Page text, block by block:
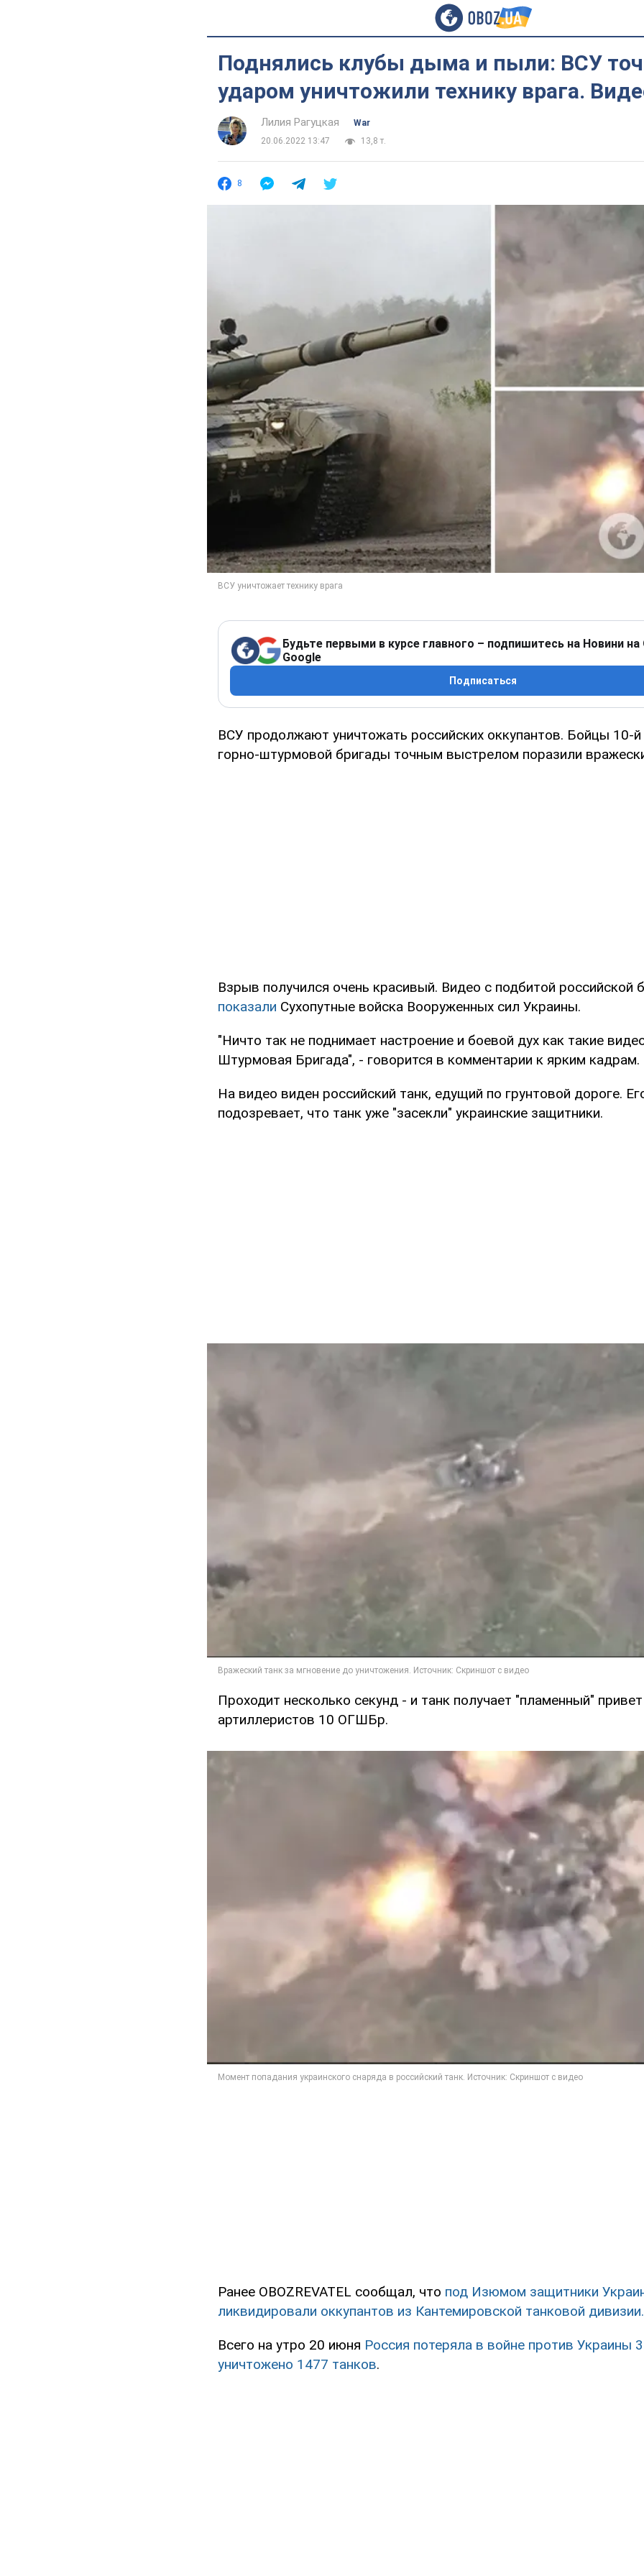
Поднялись клубы дыма и пыли: ВСУ
ударом уничтожили технику врага.
Лилия Рагуцкая
War
20.06.2022 13:47
13,8 т.
8
Будьте первыми в курсе главного – подпишитесь на Новини на
Google
Подписаться
ВСУ продолжают уничтожать российских оккупантов. Бойцы 10-
горно-штурмовой бригады точным выстрелом поразили
Взрыв получился очень красивый. Видео с подбитой российской
показали Сухопутные войска Вооруженных сил Украины.
"Ничто так не поднимает настроение и боевой дух как такие
Штурмовая Бригада", - говорится в комментарии к ярким кадрам.
На видео виден российский танк, едущий по грунтовой дороге.
подозревает, что танк уже "засекли" украинские защитники.
Проходит несколько секунд - и танк получает "пламенный"
артиллеристов 10 ОГШБр.
Ранее OBOZREVATEL сообщал, что под Изюмом защитники
ликвидировали оккупантов из Кантемировской танковой дивизии.
Всего на утро 20 июня Россия потеряла в войне против Украины
уничтожено 1477 танков.